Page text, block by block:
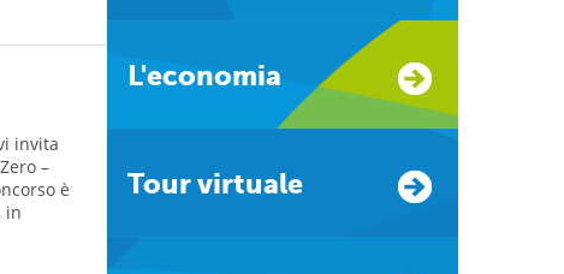
invita
–
è
in
L'economia
Tour virtuale